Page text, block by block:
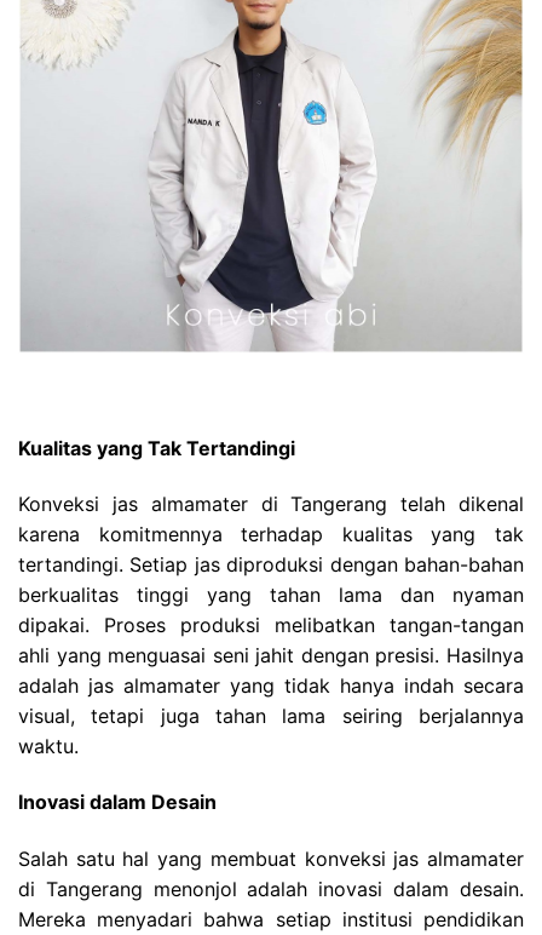
Kualitas yang Tak Tertandingi
Konveksi jas almamater di Tangerang telah dikenal
karena komitmennya terhadap kualitas yang tak
tertandingi. Setiap jas diproduksi dengan bahan-bahan
berkualitas tinggi yang tahan lama dan nyaman
dipakai. Proses produksi melibatkan tangan-tangan
ahli yang menguasai seni jahit dengan presisi. Hasilnya
adalah jas almamater yang tidak hanya indah secara
visual, tetapi juga tahan lama seiring berjalannya
waktu.
Inovasi dalam Desain
Salah satu hal yang membuat konveksi jas almamater
di Tangerang menonjol adalah inovasi dalam desain.
Mereka menyadari bahwa setiap institusi pendidikan